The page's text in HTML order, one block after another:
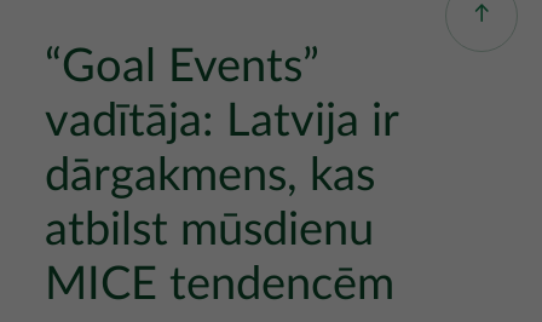
“Goal Events”
vadītāja: Latvija ir
dārgakmens, kas
atbilst mūsdienu
MICE tendencēm